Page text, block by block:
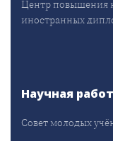
Центр повышения
иностранных
Научная
Совет молодых